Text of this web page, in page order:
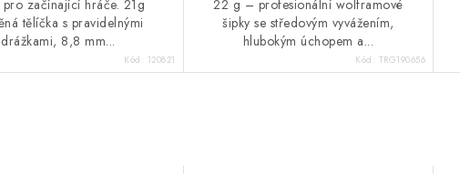
pro začínající hráče. 21g
tělíčka s pravidelnými
drážkami, 8,8 mm...
Kód: 120821
22 g – profesionální wolframové
šipky se středovým vyvážením,
hlubokým úchopem a...
Kód: TRG190656